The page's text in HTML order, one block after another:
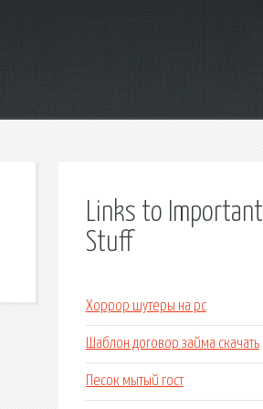
Links to Important
Stuff
Хоррор шутеры на pc
Шаблон договор займа скачать
Песок мытый гост